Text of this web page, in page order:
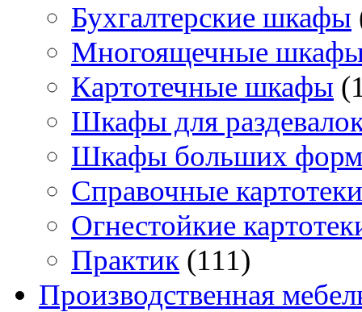
Бухгалтерские шкафы
Многоящечные
Картотечные шкафы
Шкафы для
Шкафы больших
Справочные картотеки
Огнестойкие
Практик (111)
Производственная